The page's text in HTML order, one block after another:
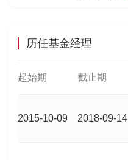
历任基金经理
起始期 截止期
2015-10-09 2018-09-14